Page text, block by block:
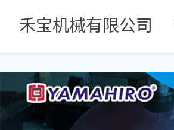
禾宝机械有限公司